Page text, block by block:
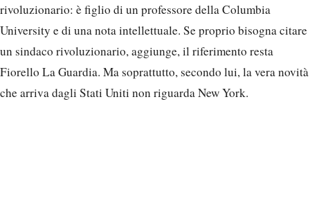
rivoluzionario: è figlio di un professore della Columbia
University e di una nota intellettuale. Se proprio bisogna citare
un sindaco rivoluzionario, aggiunge, il riferimento resta
Fiorello La Guardia. Ma soprattutto, secondo lui, la vera novità
che arriva dagli Stati Uniti non riguarda New York.